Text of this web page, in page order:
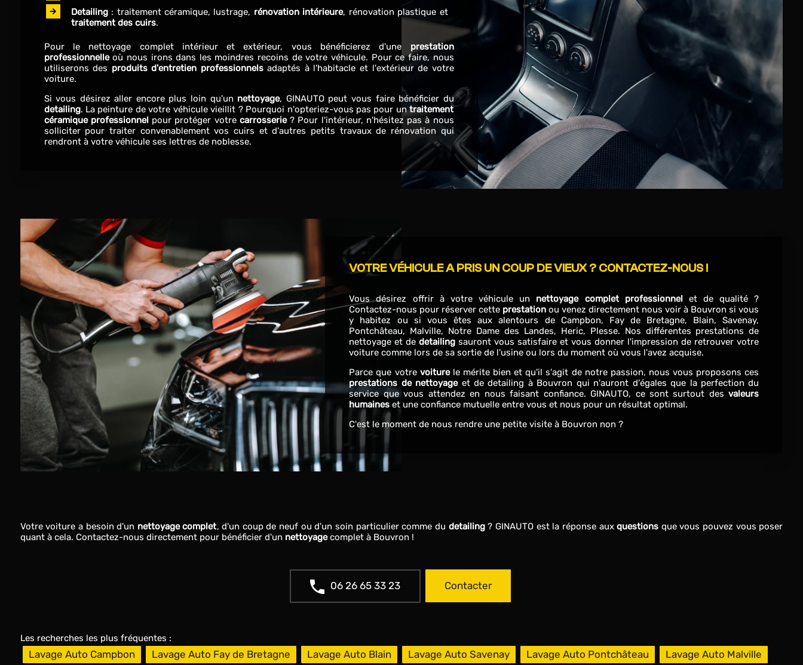
Detailing: traitement céramique, lustrage, rénovation intérieure, rénovation plastique et
traitement des cuirs.
Pour le nettoyage complet intérieur et extérieur, vous bénéficierez d'une prestation
professionnelleoù nous irons dans les moindres recoins de votre véhicule. Pour ce faire, nous
utiliserons des produits d'entretien professionnelsadaptés à l'habitacle et l'extérieur de votre
voiture.
Si vous désirez aller encore plus loin qu'un nettoyage, GINAUTO peut vous faire bénéficier du
detailing. La peinture de votre véhicule vieillit ? Pourquoi n'opteriez-vous pas pour untraitement
céramique professionnelpour protéger votre carrosserie? Pour l'intérieur, n'hésitez pas à nous
solliciter pour traiter convenablement vos cuirs et d'autres petits travaux de rénovation qui
rendront à votre véhicule ses lettres de noblesse.
VOTRE VÉHICULE A PRIS UN COUP DE VIEUX ? CONTACTEZ-NOUS !
Vous désirez offrir à votre véhicule un nettoyage complet professionnelet de qualité ?
Contactez-nous pour réserver cette prestation ou venez directement nous voir à Bouvron si vous
y habitez ou si vous êtes aux alentours de Campbon, Fay de Bretagne, Blain, Savenay,
Pontchâteau, Malville, Notre Dame des Landes, Heric, Plesse. Nos différentes prestations de
nettoyage et dedetailing sauront vous satisfaire et vous donner l'impression de retrouver votre
voiture comme lors de sa sortie de l'usine ou lors du moment où vous l'avez acquise.
Parce que votre voiturele mérite bien et qu'il s'agit de notre passion, nous vous proposons ces
prestations de nettoyageet de detailing à Bouvron qui n'auront d'égales que la perfection du
service que vous attendez en nous faisant confiance. GINAUTO, ce sont surtout desvaleurs
humaines et une confiance mutuelle entre vous et nous pour un résultat optimal.
C'est le moment de nous rendre une petite visite à Bouvron non ?
Votre voiture a besoin d'un nettoyage complet, d'un coup de neuf ou d'un soin particulier comme du detailing? GINAUTO est la réponse auxquestions que vous pouvez vous poser
quant à cela. Contactez-nous directement pour bénéficier d'un nettoyagecomplet à Bouvron !
06 26 65 33 23 Contacter
Les recherches les plus fréquentes :
Lavage Auto Campbon Lavage Auto Fay de Bretagne Lavage Auto Blain Lavage Auto Savenay Lavage Auto Pontchâteau Lavage Auto Malville